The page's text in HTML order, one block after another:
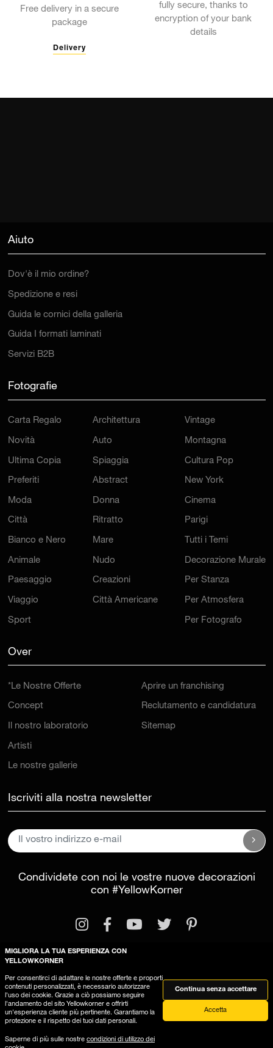
Free delivery in a secure
package
Delivery
fully secure, thanks to
encryption of your bank
details
Aiuto
Dov'è il mio ordine?
Spedizione e resi
Guida le cornici della galleria
Guida I formati laminati
Servizi B2B
Fotografie
Carta Regalo
Novità
Ultima Copia
Preferiti
Moda
Città
Bianco e Nero
Animale
Paesaggio
Viaggio
Sport
Architettura
Auto
Spiaggia
Abstract
Donna
Ritratto
Mare
Nudo
Creazioni
Città Americane
Vintage
Montagna
Cultura Pop
New York
Cinema
Parigi
Tutti i Temi
Decorazione Murale
Per Stanza
Per Atmosfera
Per Fotografo
Over
*Le Nostre Offerte
Concept
Il nostro laboratorio
Artisti
Le nostre gallerie
Aprire un franchising
Reclutamento e candidatura
Sitemap
Iscriviti alla nostra newsletter
Condividete con noi le vostre nuove decorazioni
con #YellowKorner
Informazioni legaliCondizioni generali di vendita
Questo sito utilizza dei cookies
MIGLIORA LA TUA ESPERIENZA CON
YELLOWKORNER
Per consentirci di adattare le nostre offerte e proporti
contenuti personalizzati, è necessario autorizzare
l'uso dei cookie. Grazie a ciò possiamo seguire
l'andamento del sito Yellowkorner e offrirti
un'esperienza cliente più pertinente. Garantiamo la
protezione e il rispetto dei tuoi dati personali.
Saperne di più sulle nostre condizioni di utilizzo dei
Continua senza accettare
Accetta